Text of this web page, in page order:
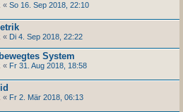
« So 16. Sep 2018, 22:10
« Di 4. Sep 2018, 22:22
System
« Fr 31. Aug 2018, 18:58
« Fr 2. Mär 2018, 06:13